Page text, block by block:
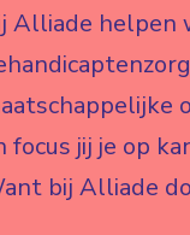
Alliade helpen
focus jij je op
bij Alliade